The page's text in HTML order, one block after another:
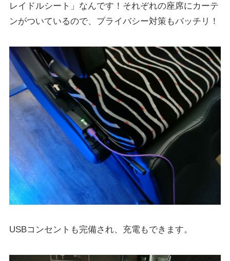
レイドルシート」なんです！それぞれの座席にカーテ
ンがついているので、プライバシー対策もバッチリ！
USBコンセントも完備され、充電もできます。